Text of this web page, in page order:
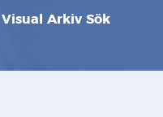
Visual Arkiv Sök